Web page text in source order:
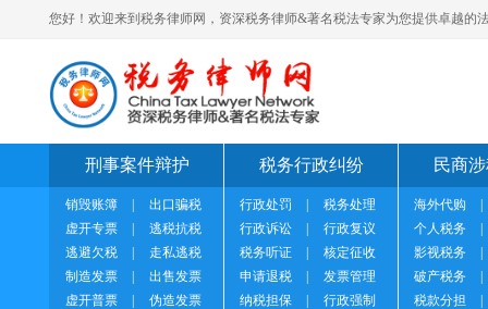
您好！欢迎来到税务律师网，资深税务律师&著名税法专家为您提供卓越的
刑事案件辩护
销毁账簿
出口骗税
虚开专票
逃税抗税
逃避欠税
走私逃税
制造发票
出售发票
虚开普票
伪造发票
税务行政纠纷
行政处罚
税务处理
行政诉讼
行政复议
税务听证
核定征收
申请退税
发票管理
纳税担保
行政强制
民商
海外代购
个人税务
影视税务
破产税务
税款分担